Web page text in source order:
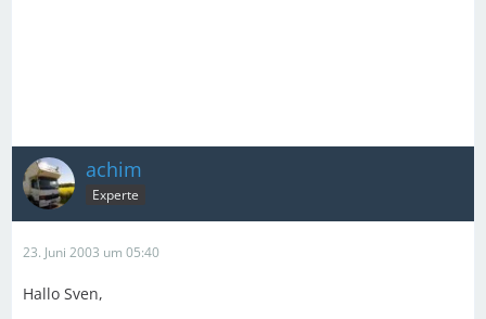
achim
Experte
23. Juni 2003 um 05:40
Hallo Sven,